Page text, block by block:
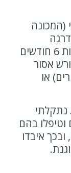
(המכונה
ראשונה, שגר עם הדייר המוגן לפחות 6 חודשים
אסור
או
נתקלתי
בהם
איבדו